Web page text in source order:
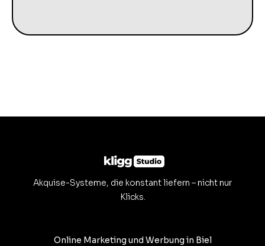
Akquise-Systeme, die konstant liefern – nicht nur
Klicks.
Online Marketing und Werbung in Biel